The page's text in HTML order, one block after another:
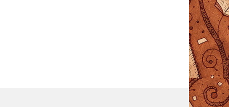
terapéuticos en Neurología Pediátrica